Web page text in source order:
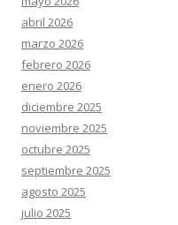
abril 2026
marzo 2026
febrero 2026
enero 2026
diciembre 2025
noviembre 2025
octubre 2025
septiembre 2025
agosto 2025
julio 2025